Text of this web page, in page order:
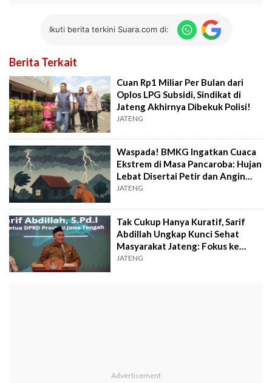
Ikuti berita terkini Suara.com di:
Berita Terkait
Cuan Rp1 Miliar Per Bulan dari
Oplos LPG Subsidi, Sindikat di
Jateng Akhirnya Dibekuk Polisi!
JATENG
Waspada! BMKG Ingatkan Cuaca
Ekstrem di Masa Pancaroba: Hujan
Lebat Disertai Petir dan Angin
Kencang
JATENG
Tak Cukup Hanya Kuratif, Sarif
Abdillah Ungkap Kunci Sehat
Masyarakat Jateng: Fokus ke
Preventif!
JATENG